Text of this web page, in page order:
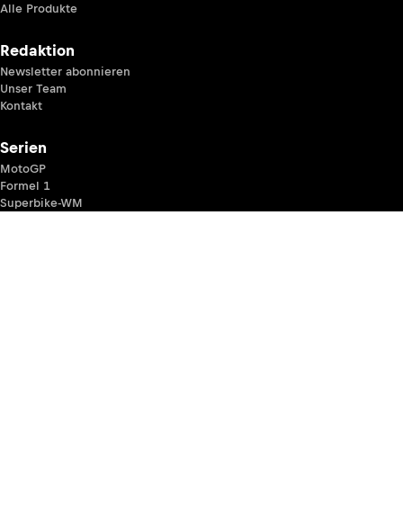
Alle Produkte
Redaktion
Newsletter abonnieren
Unser Team
Kontakt
Serien
MotoGP
Formel 1
Superbike-WM